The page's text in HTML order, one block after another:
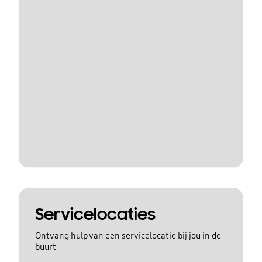
Servicelocaties
Ontvang hulp van een servicelocatie bij jou in de
buurt